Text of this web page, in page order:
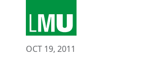
OCT 19, 2011